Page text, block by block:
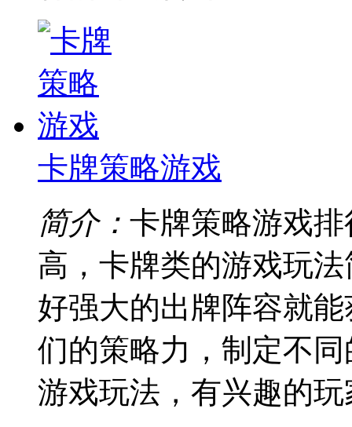
卡牌策略游戏
简介： 卡牌策略游戏
高，卡牌类的游戏玩
好强大的出牌阵容就
们的策略力，制定不
游戏玩法，有兴趣的